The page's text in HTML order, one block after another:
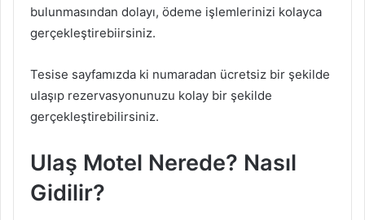
bulunmasından dolayı, ödeme işlemlerinizi kolayca
gerçekleştirebiirsiniz.
Tesise sayfamızda ki numaradan ücretsiz bir şekilde
ulaşıp rezervasyonunuzu kolay bir şekilde
gerçekleştirebilirsiniz.
Ulaş Motel Nerede? Nasıl
Gidilir?